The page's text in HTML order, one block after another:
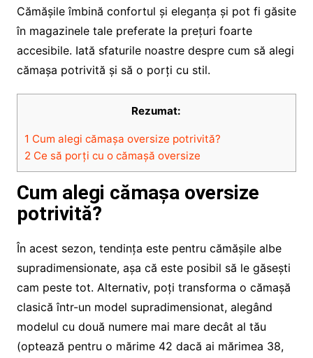
Cămășile îmbină confortul și eleganța și pot fi găsite
în magazinele tale preferate la prețuri foarte
accesibile. Iată sfaturile noastre despre cum să alegi
cămașa potrivită și să o porți cu stil.
Rezumat:
1 Cum alegi cămașa oversize potrivită?
2 Ce să porți cu o cămașă oversize
Cum alegi cămașa oversize
potrivită?
În acest sezon, tendința este pentru cămășile albe
supradimensionate, așa că este posibil să le găsești
cam peste tot. Alternativ, poți transforma o cămașă
clasică într-un model supradimensionat, alegând
modelul cu două numere mai mare decât al tău
(optează pentru o mărime 42 dacă ai mărimea 38,